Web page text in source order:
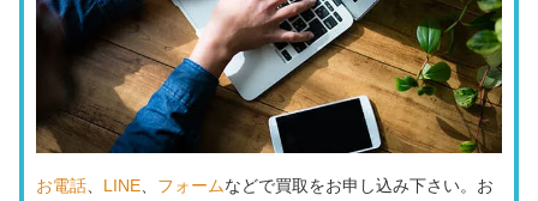
お電話 LINE フォームなどで買取をお申し込み下さい。お